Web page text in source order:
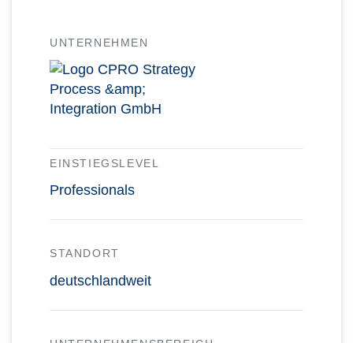
UNTERNEHMEN
EINSTIEGSLEVEL
Professionals
STANDORT
deutschlandweit